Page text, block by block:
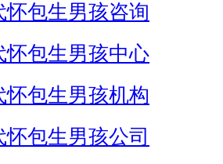
怀包生男孩咨询
怀包生男孩中心
怀包生男孩机构
怀包生男孩公司